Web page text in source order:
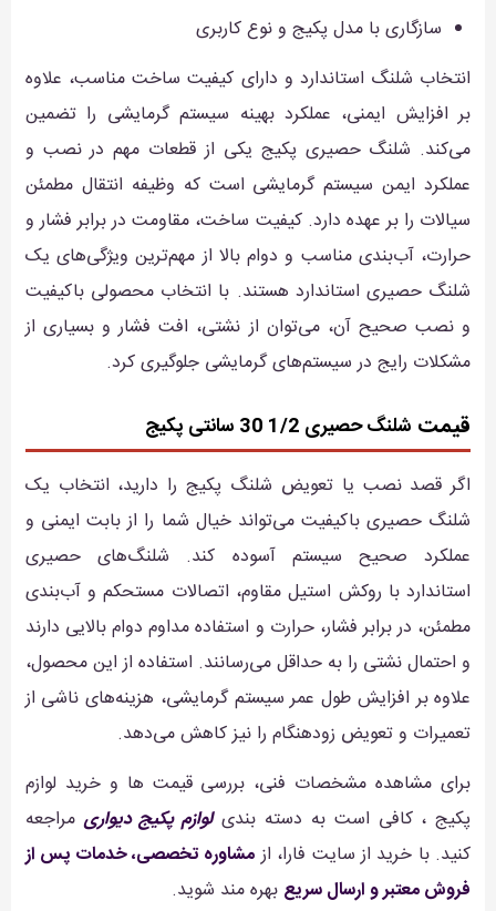
سازگاری با مدل پکیج و نوع کاربری
انتخاب شلنگ استاندارد و دارای کیفیت ساخت مناسب، علاوه
بر افزایش ایمنی، عملکرد بهینه سیستم گرمایشی را تضمین
می‌کند. شلنگ حصیری پکیج یکی از قطعات مهم در نصب و
عملکرد ایمن سیستم گرمایشی است که وظیفه انتقال مطمئن
سیالات را بر عهده دارد. کیفیت ساخت، مقاومت در برابر فشار و
حرارت، آب‌بندی مناسب و دوام بالا از مهم‌ترین ویژگی‌های یک
شلنگ حصیری استاندارد هستند. با انتخاب محصولی باکیفیت
و نصب صحیح آن، می‌توان از نشتی، افت فشار و بسیاری از
مشکلات رایج در سیستم‌های گرمایشی جلوگیری کرد.
قیمت شلنگ حصیری 1/2 30 سانتی پکیج
اگر قصد نصب یا تعویض شلنگ پکیج را دارید، انتخاب یک
شلنگ حصیری باکیفیت می‌تواند خیال شما را از بابت ایمنی و
عملکرد صحیح سیستم آسوده کند. شلنگ‌های حصیری
استاندارد با روکش استیل مقاوم، اتصالات مستحکم و آب‌بندی
مطمئن، در برابر فشار، حرارت و استفاده مداوم دوام بالایی دارند
و احتمال نشتی را به حداقل می‌رسانند. استفاده از این محصول،
علاوه بر افزایش طول عمر سیستم گرمایشی، هزینه‌های ناشی از
تعمیرات و تعویض زودهنگام را نیز کاهش می‌دهد.
برای مشاهده مشخصات فنی، بررسی قیمت ها و خرید لوازم
پکیج ، کافی است به دسته بندیلوازم پکیج دیواریمراجعه
کنید. با خرید از سایت فارا، ازمشاوره تخصصی، خدمات پس از
فروش معتبر و ارسال سریع بهره مند شوید.